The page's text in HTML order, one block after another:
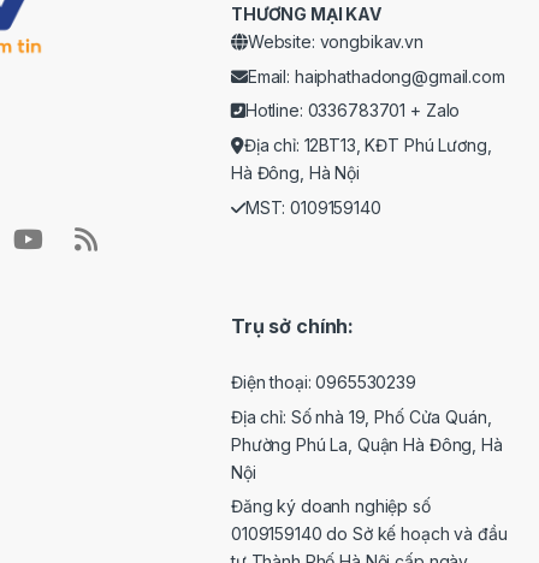
THƯƠNG MẠI KAV
Website: vongbikav.vn
Email: haiphathadong@gmail.com
Hotline: 0336783701 + Zalo
Địa chỉ: 12BT13, KĐT Phú Lương,
Hà Đông, Hà Nội
MST: 0109159140
Trụ sở chính:
Điện thoại: 0965530239
Địa chỉ: Số nhà 19, Phố Cửa Quán,
Phường Phú La, Quận Hà Đông, Hà
Nội
Đăng ký doanh nghiệp số
0109159140 do Sở kế hoạch và đầu